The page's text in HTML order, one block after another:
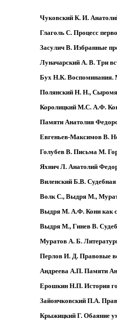
Чуковский К. И.
Глаголь С. Процесс
Засулич В. Избранные
Луначарский А. В. Три
Бух Н.К. Воспоминания.
Полянский Н. Н.,
Королицкий М.С. А.Ф.
Памяти Анатолия
Евгеньев-Максимов В.
Голубев В. Письма М.
Яхнич Л. Анатолий
Виленский Б.В.
Волк С., Выдря М.,
Выдря М. А.Ф. Кони как
Выдря М., Гинев В.
Муратов А. Б.
Перлов И. Д. Правовые
Андреева А.П. Памяти
Ерошкин Н.П. История
Зайончковский П.А.
Крыжицкий Г. Обаяние